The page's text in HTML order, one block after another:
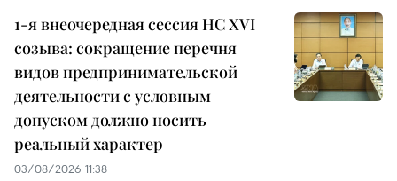
1-я внеочередная сессия НС XVI
созыва: сокращение перечня
видов предпринимательской
деятельности с условным
допуском должно носить
реальный характер
03/08/2026 11:38